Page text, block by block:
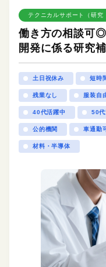
テクニカルサポート（研究
働き方の相談可
開発に係る研究
土日祝休み 短時
残業なし 服装自
40代活躍中 50代
公的機関 車通勤
材料・半導体